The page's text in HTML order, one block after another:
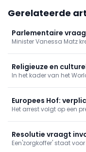
Gerelateerde
Parlementaire
persoonsgegevens
van reproductieve
Minister Vanessa Matz
aandacht voor
willen versterken.
Religieuze en
In het kader van het
officieel boven de
Europees Hof:
beroepsgroep
Het arrest volgt op een
Resolutie vraagt
mantelzorgers
Een'zorgkoffer' staat